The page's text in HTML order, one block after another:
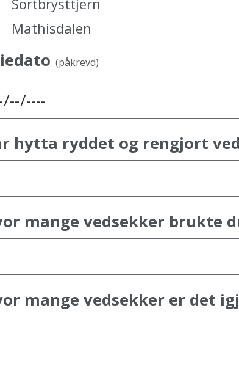
Sortbrysttjern
Mathisdalen
(påkrevd)
hytta ryddet og rengjort
mange vedsekker brukte
mange vedsekker er det